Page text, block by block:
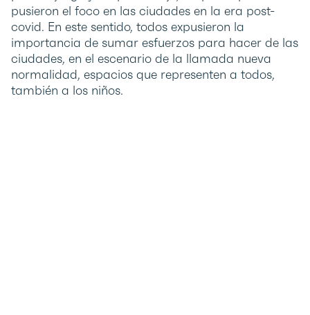
pusieron el foco en las ciudades en la era post-
covid. En este sentido, todos expusieron la
importancia de sumar esfuerzos para hacer de las
ciudades, en el escenario de la llamada nueva
normalidad, espacios que representen a todos,
también a los niños.